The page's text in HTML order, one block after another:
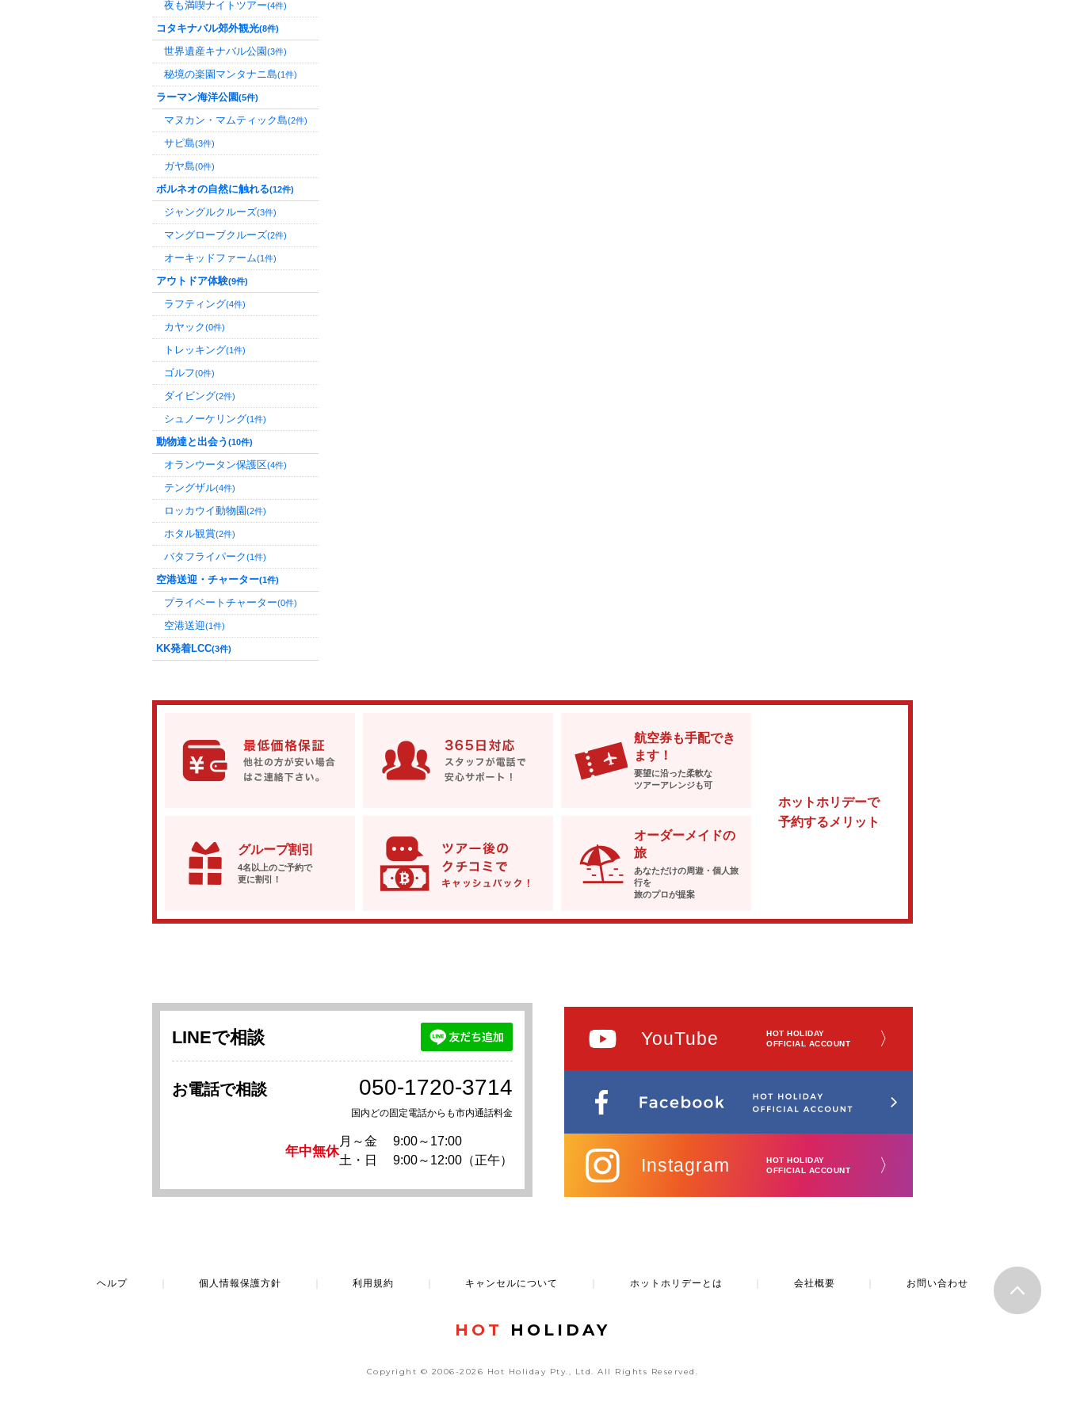
夜も満喫ナイトツアー(4件)
コタキナバル郊外観光(8件)
世界遺産キナバル公園(3件)
秘境の楽園マンタナニ島(1件)
ラーマン海洋公園(5件)
マヌカン・マムティック島(2件)
サピ島(3件)
ガヤ島(0件)
ボルネオの自然に触れる(12件)
ジャングルクルーズ(3件)
マングローブクルーズ(2件)
オーキッドファーム(1件)
アウトドア体験(9件)
ラフティング(4件)
カヤック(0件)
トレッキング(1件)
ゴルフ(0件)
ダイビング(2件)
シュノーケリング(1件)
動物達と出会う (10件)
オランウータン保護区(4件)
テングザル(4件)
ロッカウイ動物園(2件)
ホタル観賞(2件)
バタフライパーク(1件)
空港送迎・チャーター(1件)
プライベートチャーター(0件)
空港送迎(1件)
KK発着LCC(3件)
ホットホリデーで
予約するメリット
航空券も手配でき
ます！
要望に沿った柔軟な
ツアーアレンジも可
グループ割引
4名以上のご予約で
更に割引！
オーダーメイドの
旅
あなただけの周遊・個人旅
行を
旅のプロが提案
LINEで相談
お電話で相談 050-1720-3714
国内どの固定電話からも市内通話料金
年中無休
月～金
9:00～17:00
土・日
9:00～12:00（正午）
YouTube
HOT HOLIDAY
OFFICIAL ACCOUNT
〉
Instagram
HOT HOLIDAY
OFFICIAL ACCOUNT
〉
ヘルプ 個人情報保護方針 利用規約 キャンセルについて ホットホリデーとは 会社概要 お問い合わせ
HOT HOLIDAY
Copyright © 2006-2026 Hot Holiday Pty., Ltd.All Rights Reserved.